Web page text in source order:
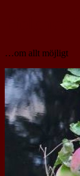
…om allt möjligt